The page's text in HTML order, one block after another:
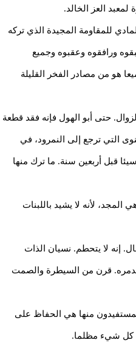
العز الخالد.
للمقاومة المجيدة الذي تركه
ورافقوه وعقبوه وجميع
هو من مصادر الفخر القليلة
حتى أبو الهول فإنه فقد قطعة
التي ترجع إلى النمرود، في
سيئا قبل أربعين سنة. ما ترك منها
لأنه لا يشيد باللبنات
إنه لا يتحطم. نسيان الذات
يدمره. قرن من السيطرة والصمت
منها هي الحفاظ على
كل شيء مظلما.